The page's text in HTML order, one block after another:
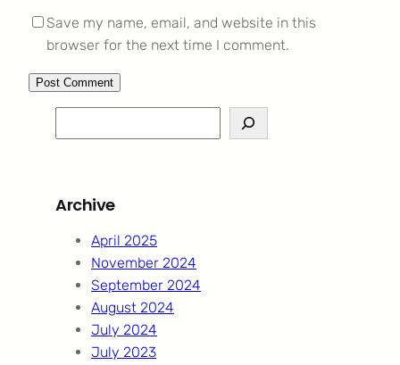
Save my name, email, and website in this
browser for the next time I comment.
e
c
Archive
April 2025
November 2024
September 2024
August 2024
July 2024
July 2023